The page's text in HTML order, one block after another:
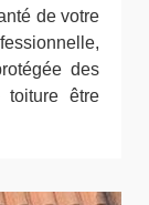
de votre
des
toiture être